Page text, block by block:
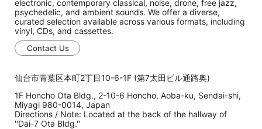
electronic, contemporary classical, noise, drone, free jazz,
psychedelic, and ambient sounds. We offer a diverse,
curated selection available across various formats, including
vinyl, CDs, and cassettes.
Contact Us
仙台市青葉区本町2丁目10-6-1F (第7太田ビル通路奥)
1F Honcho Ota Bldg., 2-10-6 Honcho, Aoba-ku, Sendai-shi,
Miyagi 980-0014, Japan
Directions / Note: Located at the back of the hallway of
''Dai-7 Ota Bldg.''